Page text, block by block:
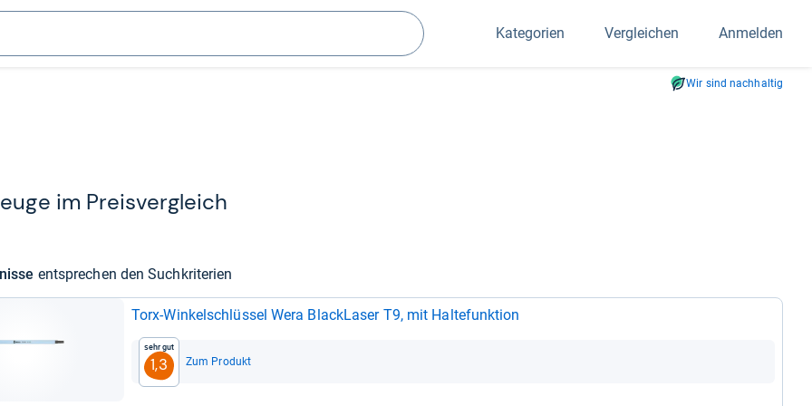
Suchen
Kategorien Vergleichen Anmelden
Wir sind nachhaltig
im Preis­ver­gleich
ent­spre­chen den Such­kri­te­rien
Torx-​Win­kel­schlüs­sel Wera Black­La­ser T9, mit Hal­te­funk­tion
Sehr gut
1,3 Zum Produkt